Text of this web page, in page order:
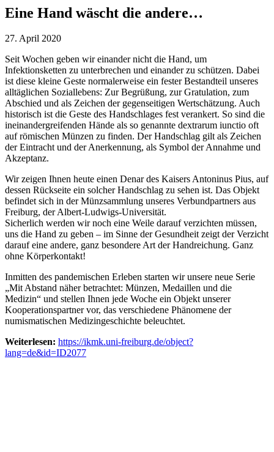
Eine Hand wäscht die andere…
27. April 2020
Seit Wochen geben wir einander nicht die Hand, um
Infektionsketten zu unterbrechen und einander zu schützen. Dabei
ist diese kleine Geste normalerweise ein fester Bestandteil unseres
alltäglichen Soziallebens: Zur Begrüßung, zur Gratulation, zum
Abschied und als Zeichen der gegenseitigen Wertschätzung. Auch
historisch ist die Geste des Handschlages fest verankert. So sind die
ineinandergreifenden Hände als so genannte dextrarum iunctio oft
auf römischen Münzen zu finden. Der Handschlag gilt als Zeichen
der Eintracht und der Anerkennung, als Symbol der Annahme und
Akzeptanz.
Wir zeigen Ihnen heute einen Denar des Kaisers Antoninus Pius, auf
dessen Rückseite ein solcher Handschlag zu sehen ist. Das Objekt
befindet sich in der Münzsammlung unseres Verbundpartners aus
Freiburg, der Albert-Ludwigs-Universität.
Sicherlich werden wir noch eine Weile darauf verzichten müssen,
uns die Hand zu geben – im Sinne der Gesundheit zeigt der Verzicht
darauf eine andere, ganz besondere Art der Handreichung. Ganz
ohne Körperkontakt!
Inmitten des pandemischen Erleben starten wir unsere neue Serie
„Mit Abstand näher betrachtet: Münzen, Medaillen und die
Medizin“ und stellen Ihnen jede Woche ein Objekt unserer
Kooperationspartner vor, das verschiedene Phänomene der
numismatischen Medizingeschichte beleuchtet.
Weiterlesen: https://ikmk.uni-freiburg.de/object?
lang=de&id=ID2077